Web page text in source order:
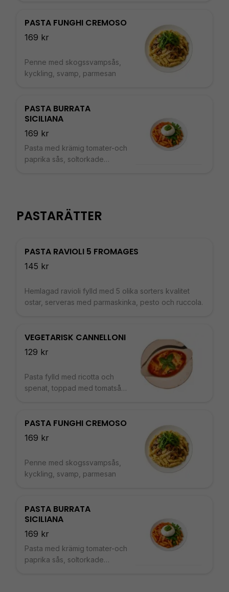
PASTA FUNGHI CREMOSO
169 kr
Penne med skogssvampsås,
kyckling, svamp, parmesan
PASTA BURRATA
SICILIANA
169 kr
Pasta med krämig tomater-och
paprika sås, soltorkade
PASTARÄTTER
PASTA RAVIOLI 5 FROMAGES
145 kr
Hemlagad ravioli fylld med 5 olika sorters kvalitet
ostar, serveras med parmaskinka, pesto och ruccola.
VEGETARISK CANNELLONI
129 kr
Pasta fylld med ricotta och
spenat, toppad med tomatsås,
PASTA FUNGHI CREMOSO
169 kr
Penne med skogssvampsås,
kyckling, svamp, parmesan
PASTA BURRATA
SICILIANA
169 kr
Pasta med krämig tomater-och
paprika sås, soltorkade